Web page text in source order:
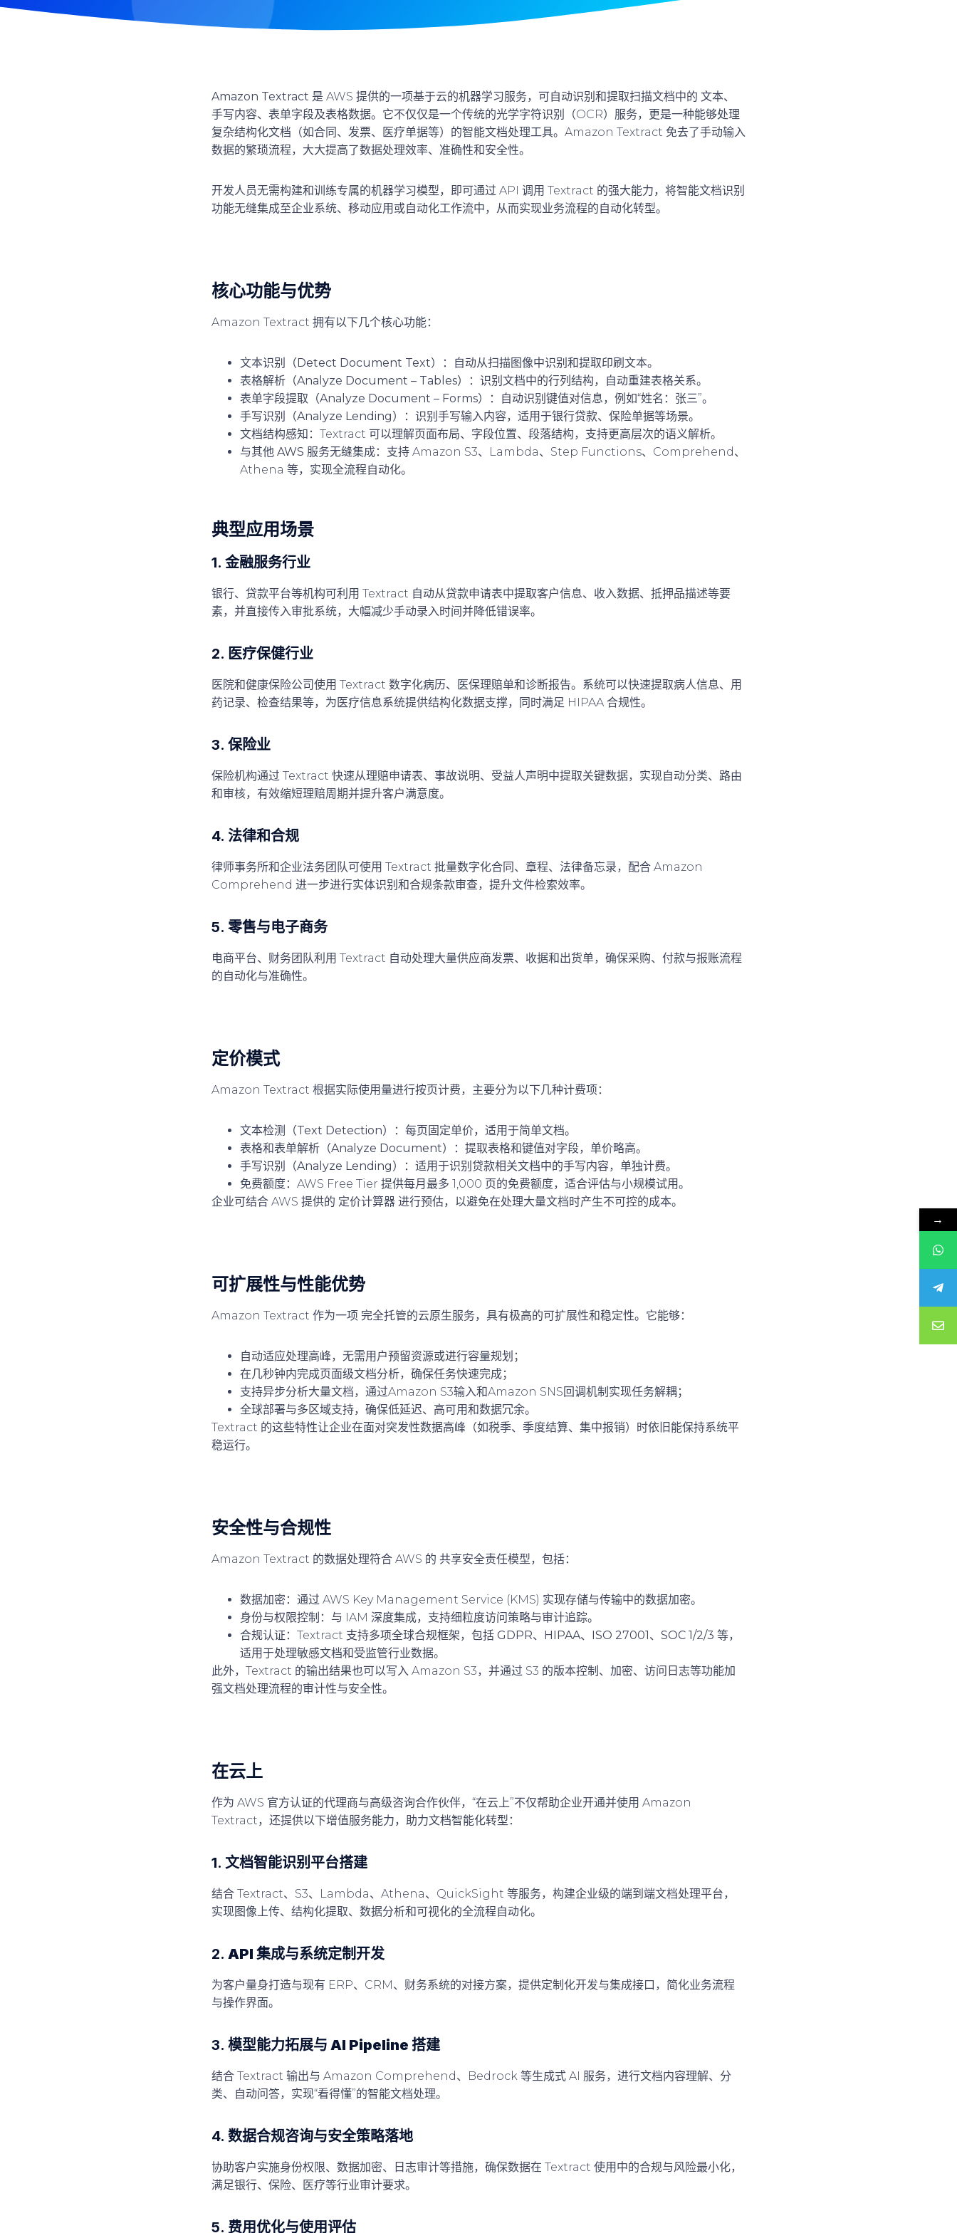
Amazon Textract 是 AWS 提供的一项基于云的机器学习服务，可自动识别和提取扫描文档中的 文本、
手写内容、表单字段及表格数据。它不仅仅是一个传统的光学字符识别（OCR）服务，更是一种能够处理
复杂结构化文档（如合同、发票、医疗单据等）的智能文档处理工具。Amazon Textract 免去了手动输入
数据的繁琐流程，大大提高了数据处理效率、准确性和安全性。
开发人员无需构建和训练专属的机器学习模型，即可通过 API 调用 Textract 的强大能力，将智能文档识别
功能无缝集成至企业系统、移动应用或自动化工作流中，从而实现业务流程的自动化转型。
核心功能与优势
Amazon Textract 拥有以下几个核心功能：
文本识别（Detect Document Text）
：自动从扫描图像中识别和提取印刷文本。
表格解析（Analyze Document – Tables）
：识别文档中的行列结构，自动重建表格关系。
表单字段提取（Analyze Document – Forms）
：自动识别键值对信息，例如“姓名：张三”。
手写识别（Analyze Lending）
：识别手写输入内容，适用于银行贷款、保险单据等场景。
文档结构感知 ：Textract 可以理解页面布局、字段位置、段落结构，支持更高层次的语义解析。
与其他 AWS 服务无缝集成：支持 Amazon S3、Lambda、Step Functions、Comprehend、
Athena 等，实现全流程自动化。
典型应用场景
1. 金融服务行业
银行、贷款平台等机构可利用 Textract 自动从贷款申请表中提取客户信息、收入数据、抵押品描述等要
素，并直接传入审批系统，大幅减少手动录入时间并降低错误率。
2. 医疗保健行业
医院和健康保险公司使用 Textract 数字化病历、医保理赔单和诊断报告。系统可以快速提取病人信息、用
药记录、检查结果等，为医疗信息系统提供结构化数据支撑，同时满足 HIPAA 合规性。
3. 保险业
保险机构通过 Textract 快速从理赔申请表、事故说明、受益人声明中提取关键数据，实现自动分类、路由
和审核，有效缩短理赔周期并提升客户满意度。
4. 法律和合规
律师事务所和企业法务团队可使用 Textract 批量数字化合同、章程、法律备忘录，配合 Amazon
Comprehend 进一步进行实体识别和合规条款审查，提升文件检索效率。
5. 零售与电子商务
电商平台、财务团队利用 Textract 自动处理大量供应商发票、收据和出货单，确保采购、付款与报账流程
的自动化与准确性。
定价模式
Amazon Textract 根据实际使用量进行按页计费，主要分为以下几种计费项：
文本检测（Text Detection）
：每页固定单价，适用于简单文档。
表格和表单解析（Analyze Document）
：提取表格和键值对字段，单价略高。
手写识别（Analyze Lending）
：适用于识别贷款相关文档中的手写内容，单独计费。
免费额度：AWS Free Tier 提供每月最多 1,000 页的免费额度，适合评估与小规模试用。
企业可结合 AWS 提供的 定价计算器 进行预估，以避免在处理大量文档时产生不可控的成本。
可扩展性与性能优势
Amazon Textract 作为一项 完全托管的云原生服务，具有极高的可扩展性和稳定性。它能够：
自动适应处理高峰，无需用户预留资源或进行容量规划；
在几秒钟内完成页面级文档分析，确保任务快速完成；
支持异步分析大量文档，通过Amazon S3输入和Amazon SNS回调机制实现任务解耦；
全球部署与多区域支持，确保低延迟、高可用和数据冗余。
Textract 的这些特性让企业在面对突发性数据高峰（如税季、季度结算、集中报销）时依旧能保持系统平
稳运行。
安全性与合规性
Amazon Textract 的数据处理符合 AWS 的 共享安全责任模型，包括：
数据加密 ：通过 AWS Key Management Service (KMS) 实现存储与传输中的数据加密。
身份与权限控制 ：与 IAM 深度集成，支持细粒度访问策略与审计追踪。
合规认证 ：Textract 支持多项全球合规框架，包括 GDPR、HIPAA、ISO 27001、SOC 1/2/3 等，
适用于处理敏感文档和受监管行业数据。
此外，Textract 的输出结果也可以写入 Amazon S3，并通过 S3 的版本控制、加密、访问日志等功能加
强文档处理流程的审计性与安全性。
在云上
作为 AWS 官方认证的代理商与高级咨询合作伙伴，“在云上”不仅帮助企业开通并使用 Amazon
Textract，还提供以下增值服务能力，助力文档智能化转型：
1. 文档智能识别平台搭建
结合 Textract、S3、Lambda、Athena、QuickSight 等服务，构建企业级的端到端文档处理平台，
实现图像上传、结构化提取、数据分析和可视化的全流程自动化。
2. API 集成与系统定制开发
为客户量身打造与现有 ERP、CRM、财务系统的对接方案，提供定制化开发与集成接口，简化业务流程
与操作界面。
3. 模型能力拓展与 AI Pipeline 搭建
结合 Textract 输出与 Amazon Comprehend、Bedrock 等生成式 AI 服务，进行文档内容理解、分
类、自动问答，实现“看得懂”的智能文档处理。
4. 数据合规咨询与安全策略落地
协助客户实施身份权限、数据加密、日志审计等措施，确保数据在 Textract 使用中的合规与风险最小化，
满足银行、保险、医疗等行业审计要求。
5. 费用优化与使用评估
→